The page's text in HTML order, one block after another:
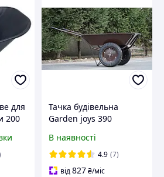
для
200
Тачка будівельна
Garden joys 390
будівельно-садова
Тачка на великих
колесах
В наявності
4.9 (7)
від827₴/міс